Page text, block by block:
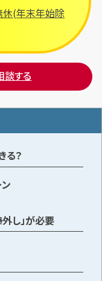
相談する
休(年末年始除
談する
る？
し」が必要